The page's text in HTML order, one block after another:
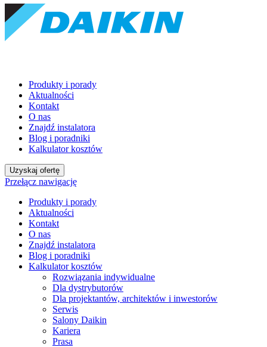
Produkty i porady
Aktualności
Kontakt
O nas
Znajdź instalatora
Blog i poradniki
Kalkulator kosztów
Uzyskaj ofertę
Przełącz nawigację
Produkty i porady
Aktualności
Kontakt
O nas
Znajdź instalatora
Blog i poradniki
Kalkulator kosztów
Rozwiązania indywidualne
Dla dystrybutorów
Dla projektantów, architektów i inwestorów
Serwis
Salony Daikin
Kariera
Prasa